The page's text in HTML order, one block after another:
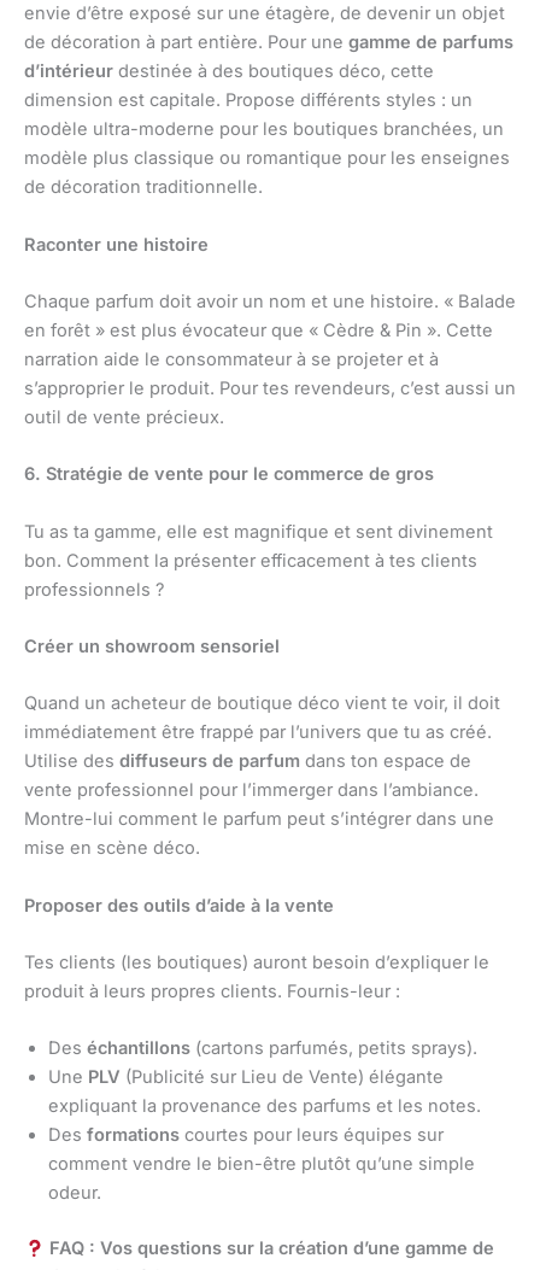
envie d’être exposé sur une étagère, de devenir un objet
de décoration à part entière. Pour une gamme de parfums
d’intérieur destinée à des boutiques déco, cette
dimension est capitale. Propose différents styles : un
modèle ultra-moderne pour les boutiques branchées, un
modèle plus classique ou romantique pour les enseignes
de décoration traditionnelle.
Raconter une histoire
Chaque parfum doit avoir un nom et une histoire. « Balade
en forêt » est plus évocateur que « Cèdre & Pin ». Cette
narration aide le consommateur à se projeter et à
s’approprier le produit. Pour tes revendeurs, c’est aussi un
outil de vente précieux.
6. Stratégie de vente pour le commerce de gros
Tu as ta gamme, elle est magnifique et sent divinement
bon. Comment la présenter efficacement à tes clients
professionnels ?
Créer un showroom sensoriel
Quand un acheteur de boutique déco vient te voir, il doit
immédiatement être frappé par l’univers que tu as créé.
Utilise des diffuseurs de parfum dans ton espace de
vente professionnel pour l’immerger dans l’ambiance.
Montre-lui comment le parfum peut s’intégrer dans une
mise en scène déco.
Proposer des outils d’aide à la vente
Tes clients (les boutiques) auront besoin d’expliquer le
produit à leurs propres clients. Fournis-leur :
Des échantillons (cartons parfumés, petits sprays).
Une PLV (Publicité sur Lieu de Vente) élégante
expliquant la provenance des parfums et les notes.
Des formations courtes pour leurs équipes sur
comment vendre le bien-être plutôt qu’une simple
odeur.
FAQ : Vos questions sur la création d’une gamme de